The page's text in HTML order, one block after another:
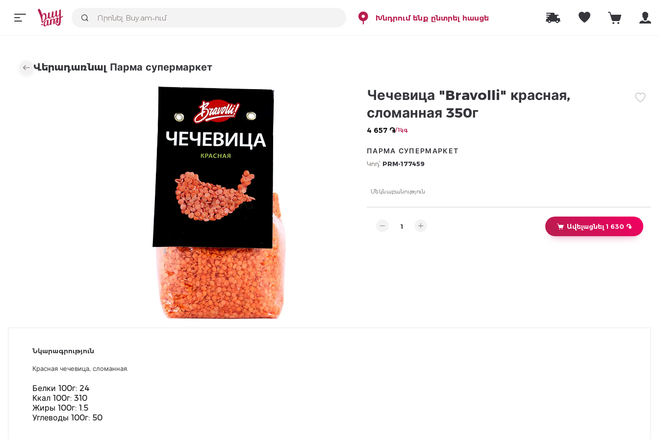
Խնդրում ենք ընտրել հասցե
Վերադառնալ Парма супермаркет
Чечевица "Bravolli" красная,
сломанная 350г
4 657 ֏/ 1կգ
ПАРМА СУПЕРМАРКЕТ
Կոդ՝ PRM-177459
Մեկնաբանություն
Ավելացնել 1 630 ֏
Նկարագրություն
Красная чечевица, сломанная.
Белки 100г: 24
Ккал 100г: 310
Жиры 100г: 1.5
Углеводы 100г: 50